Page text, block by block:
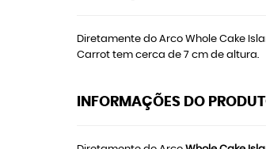
Diretamente do Arco Whole Cake
Carrot tem cerca de 7 cm de altura.
INFORMAÇÕES DO